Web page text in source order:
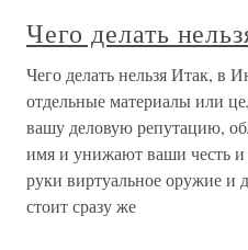
Чего делать
Чего делать нельзя Итак, в
отдельные материалы или
вашу деловую репутацию,
имя и унижают ваши честь и
руки виртуальное оружие и
стоит сразу же